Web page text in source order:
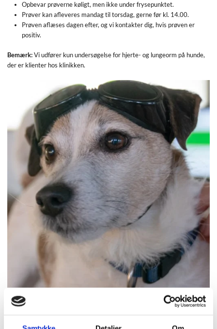
Opbevar prøverne køligt, men ikke under frysepunktet.
Prøver kan afleveres mandag til torsdag, gerne før kl. 14.00.
Prøven aflæses dagen efter, og vi kontakter dig, hvis prøven er
positiv.
Bemærk:Vi udfører kun undersøgelse for hjerte- og lungeorm på hunde,
der er klienter hos klinikken.